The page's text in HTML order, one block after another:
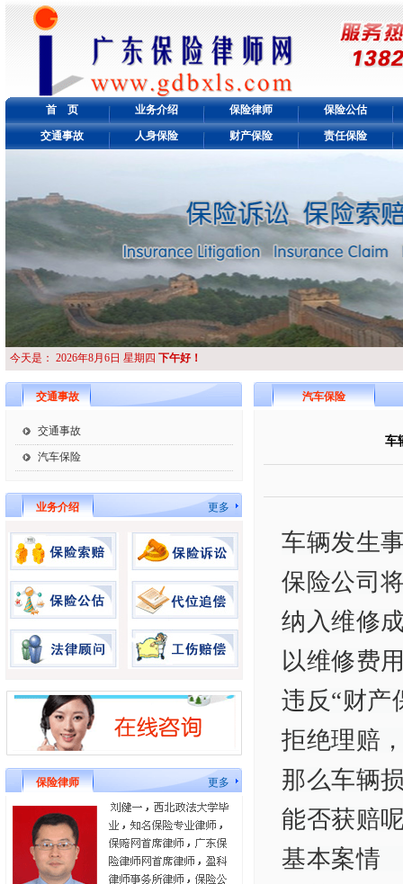
首 页 业务介绍 保险律师 保险公估
交通事故 人身保险 财产保险 责任保险
今天是： 2026年8月6日 星期四 下午好！
交通事故
交通事故
汽车保险
业务介绍 更多
保险律师 更多
汽车保险
车
车辆发生
保险公司
纳入维修
以维修费
违反“财产
拒绝理赔
那么车辆
能否获赔
基本案情